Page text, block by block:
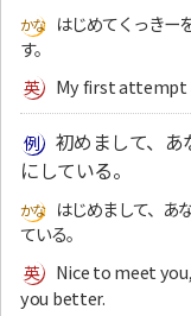
はじめてくっきー
す。
My first attempt
初めまして、
にしている。
はじめまして、あ
ている。
Nice to meet
you better.